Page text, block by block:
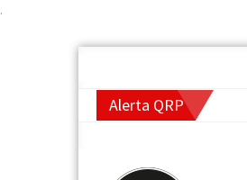
.
Alerta QRP